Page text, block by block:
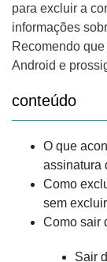
para excluir a
informações
Recomendo
Android e
conteúdo
O que
assinatura
Como
sem
Como sair
Sair